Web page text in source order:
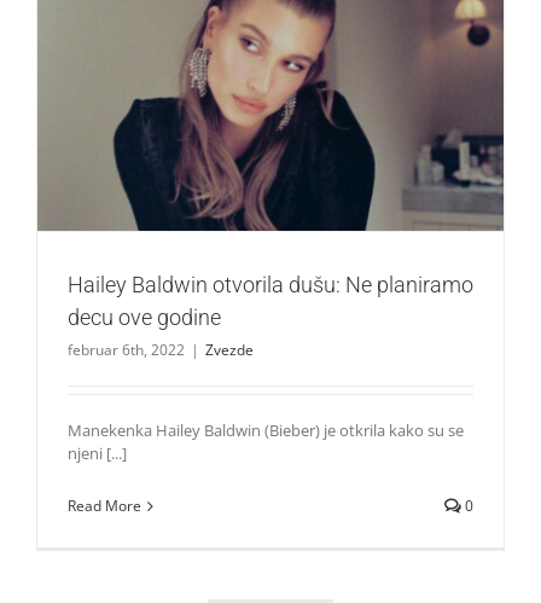
Hailey Baldwin otvorila dušu: Ne planiramo decu ove
godine
Zvezde
Hailey Baldwin otvorila dušu: Ne planiramo
decu ove godine
februar 6th, 2022 | Zvezde
Manekenka Hailey Baldwin (Bieber) je otkrila kako su se
njeni [...]
Read More 0